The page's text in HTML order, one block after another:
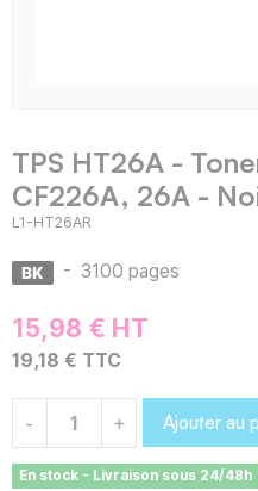
TPS HT26A -
CF226A, 26A -
L1-HT26AR
- 3100 pages
15,98 € HT
19,18 € TTC
- + Ajouter au
En stock - Livraison sous 24/48h